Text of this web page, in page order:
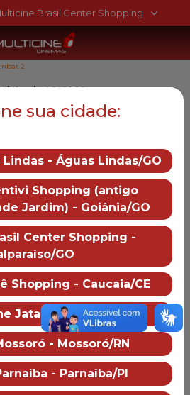
Brasil Center Shopping
Multicine
2
Kombat 2, 2026
Kombat 2
18
Gênero::Ação
Duração: 116 min
Distruibução:
Warner Bros.
Trailer
— Mortal Kombat 2
Center Shopping
Como chegar
dos ingressos
sua cidade:
- Águas Lindas/GO
Shopping (antigo
Jardim) - Goiânia/GO
Center Shopping -
GO
Shopping - Caucaia/CE
Jataí - Jataí/GO
- Mossoró/RN
- Parnaíba/PI